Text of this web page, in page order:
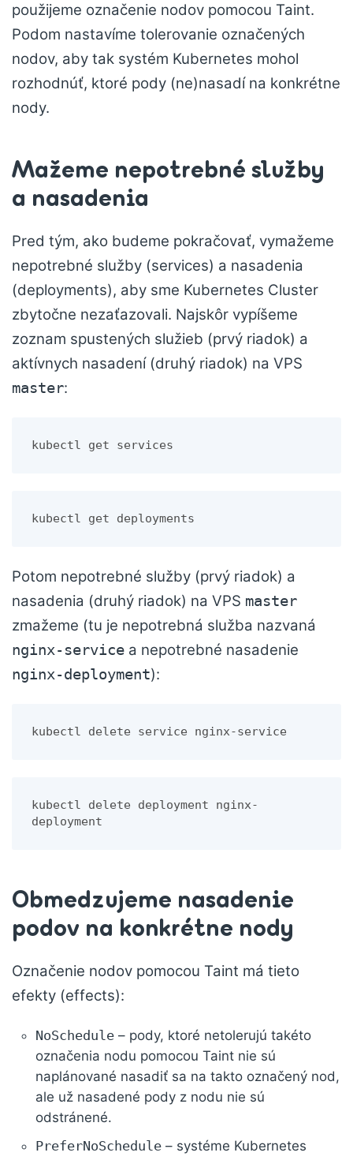
použijeme označenie nodov pomocou Taint.
Podom nastavíme tolerovanie označených
nodov, aby tak systém Kubernetes mohol
rozhodnúť, ktoré pody (ne)nasadí na konkrétne
nody.
Mažeme nepotrebné služby
a nasadenia
Pred tým, ako budeme pokračovať, vymažeme
nepotrebné služby (services) a nasadenia
(deployments), aby sme Kubernetes Cluster
zbytočne nezaťazovali. Najskôr vypíšeme
zoznam spustených služieb (prvý riadok) a
aktívnych nasadení (druhý riadok) na VPS
master:
kubectl get services
kubectl get deployments
Potom nepotrebné služby (prvý riadok) a
nasadenia (druhý riadok) na VPS master
zmažeme (tu je nepotrebná služba nazvaná
nginx-service a nepotrebné nasadenie
nginx-deployment):
kubectl delete service nginx-service
kubectl delete deployment nginx-
deployment
Obmedzujeme nasadenie
podov na konkrétne nody
Označenie nodov pomocou Taint má tieto
efekty (effects):
NoSchedule – pody, ktoré netolerujú takéto
označenia nodu pomocou Taint nie sú
naplánované nasadiť sa na takto označený nod,
ale už nasadené pody z nodu nie sú
odstránené.
PreferNoSchedule – systéme Kubernetes